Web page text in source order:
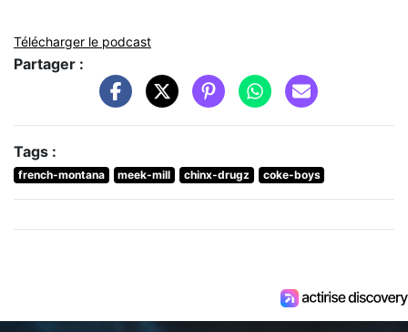
Télécharger le podcast
Partager :
Tags :
french-montana meek-mill chinx-drugz coke-boys